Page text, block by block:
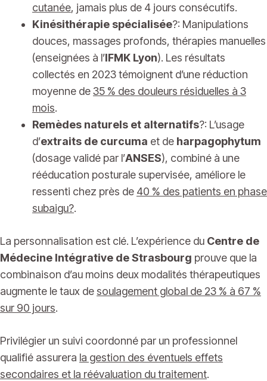
cutanée, jamais plus de 4 jours consécutifs.
Kinésithérapie spécialisée?: Manipulations
douces, massages profonds, thérapies manuelles
(enseignées à l’IFMK Lyon). Les résultats
collectés en 2023 témoignent d’une réduction
moyenne de35 % des douleurs résiduelles à 3
mois.
Remèdes naturels et alternatifs?: L’usage
d’extraits de curcuma et de harpagophytum
(dosage validé par l’ANSES), combiné à une
rééducation posturale supervisée, améliore le
ressenti chez près de 40 % des patients en phase
subaigu?.
La personnalisation est clé. L’expérience du Centre de
Médecine Intégrative de Strasbourg prouve que la
combinaison d’au moins deux modalités thérapeutiques
augmente le taux de soulagement global de 23 % à 67 %
sur 90 jours.
Privilégier un suivi coordonné par un professionnel
qualifié assurera la gestion des éventuels effets
secondaires et la réévaluation du traitement.